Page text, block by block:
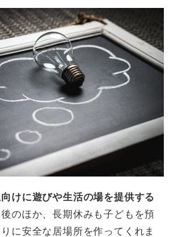
けに遊びや生活の場を提供する
のほか、長期休みも子どもを預
に安全な居場所を作ってくれま